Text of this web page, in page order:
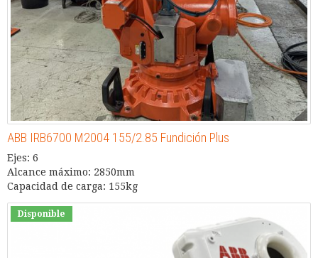
ABB IRB6700 M2004 155/2.85 Fundición Plus
Ejes: 6
Alcance máximo: 2850mm
Capacidad de carga: 155kg
Disponible